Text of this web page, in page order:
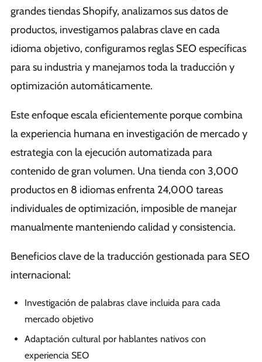
grandes tiendas Shopify, analizamos sus datos de
productos, investigamos palabras clave en cada
idioma objetivo, configuramos reglas SEO específicas
para su industria y manejamos toda la traducción y
optimización automáticamente.
Este enfoque escala eficientemente porque combina
la experiencia humana en investigación de mercado y
estrategia con la ejecución automatizada para
contenido de gran volumen. Una tienda con 3,000
productos en 8 idiomas enfrenta 24,000 tareas
individuales de optimización, imposible de manejar
manualmente manteniendo calidad y consistencia.
Beneficios clave de la traducción gestionada para SEO
internacional:
Investigación de palabras clave incluida para cada
mercado objetivo
Adaptación cultural por hablantes nativos con
experiencia SEO